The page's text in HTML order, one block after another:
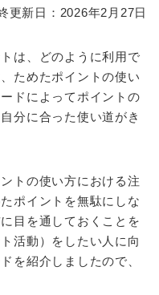
更新日：2026年2月27日
は、どのように利用で
ためたポイントの使い
ドによってポイントの
分に合った使い道がき
トの使い方における注
ポイントを無駄にしな
目を通しておくことを
活動）をしたい人に向
を紹介しましたので、